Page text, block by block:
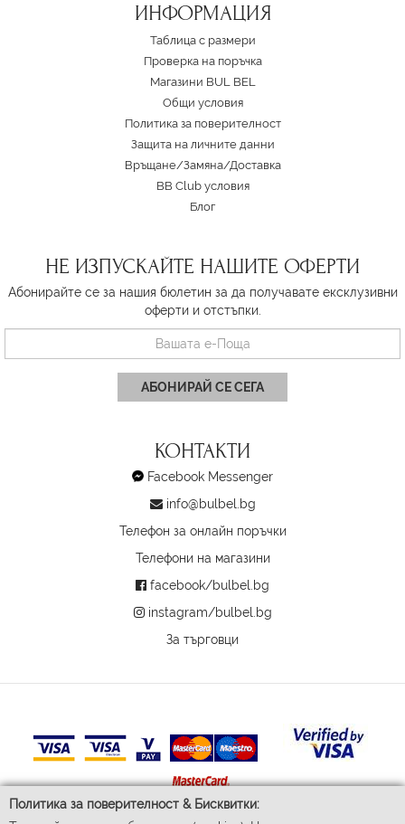
Политика за поверителност & Бисквитки:
ИНФОРМАЦИЯ
Таблица с размери
Проверка на поръчка
Магазини BUL BEL
Oбщи условия
Политика за поверителност
Защита на личните данни
Връщане/Замяна/Доставка
BB Club условия
Блог
НЕ ИЗПУСКАЙТЕ НАШИТЕ ОФЕРТИ
Абонирайте се за нашия бюлетин за да получавате ексклузивни
оферти и отстъпки.
АБОНИРАЙ СЕ СЕГА
КОНТАКТИ
Facebook Messenger
info@bulbel.bg
Телефон за онлайн поръчки
Телефони на магазини
facebook/bulbel.bg
instagram/bulbel.bg
За търговци